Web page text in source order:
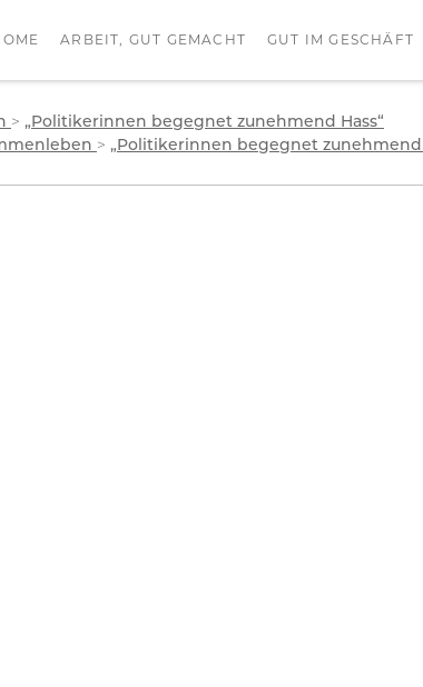
ARBEIT, GUT GEMACHT GUT IM GESCHÄFT
> „Politikerinnen begegnet zunehmend Hass“
> „Politikerinnen begegnet zunehmend